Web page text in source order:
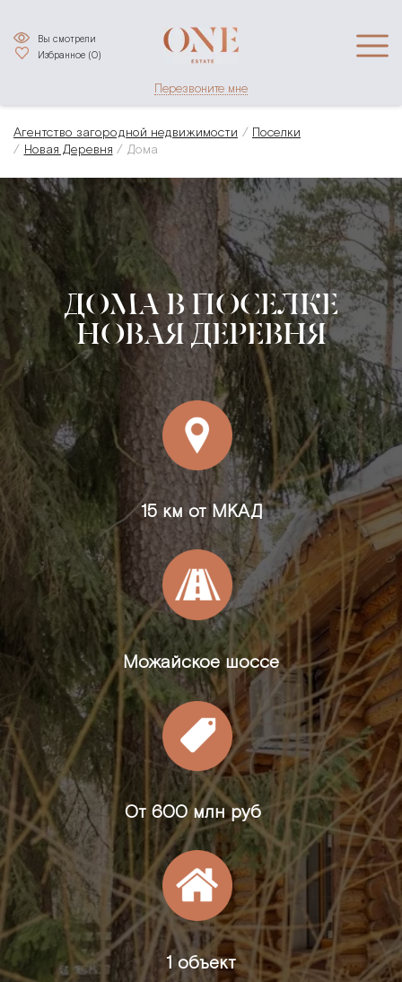
Избранное (0)
Вы смотрели
Перезвоните мне
Агентство загородной недвижимости
Поселки
Новая Деревня
Дома
ДОМА В ПОСЕЛКЕ
НОВАЯ ДЕРЕВНЯ
15 км от МКАД
Можайское шоссе
От600 млн руб
1 объект